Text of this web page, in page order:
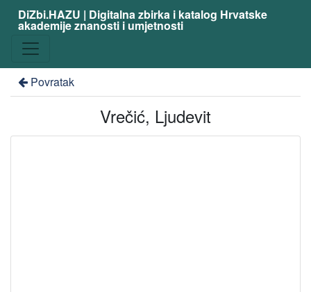
DiZbi.HAZU | Digitalna zbirka i katalog Hrvatske
akademije znanosti i umjetnosti
Povratak
Vrečić, Ljudevit